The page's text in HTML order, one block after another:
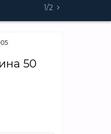
1/2
50